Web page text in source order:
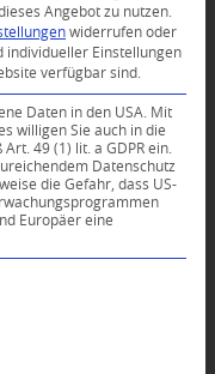
Angebot zu nutzen.
widerrufen oder
individueller Einstellungen
verfügbar sind.
Daten in den USA. Mit
willigen Sie auch in die
49 (1) lit. a GDPR ein.
Datenschutz
die Gefahr, dass US-
Europäer eine
Gruppen, für die